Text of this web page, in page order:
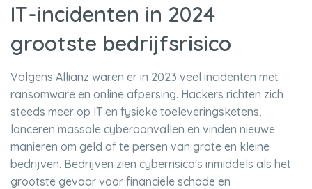
IT-incidenten in 2024
grootste bedrijfsrisico
Volgens Allianz waren er in 2023 veel incidenten met
ransomware en online afpersing. Hackers richten zich
steeds meer op IT en fysieke toeleveringsketens,
lanceren massale cyberaanvallen en vinden nieuwe
manieren om geld af te persen van grote en kleine
bedrijven. Bedrijven zien cyberrisico's inmiddels als het
grootste gevaar voor financiële schade en